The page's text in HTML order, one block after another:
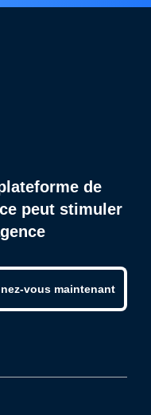
de
peut stimuler
vous maintenant